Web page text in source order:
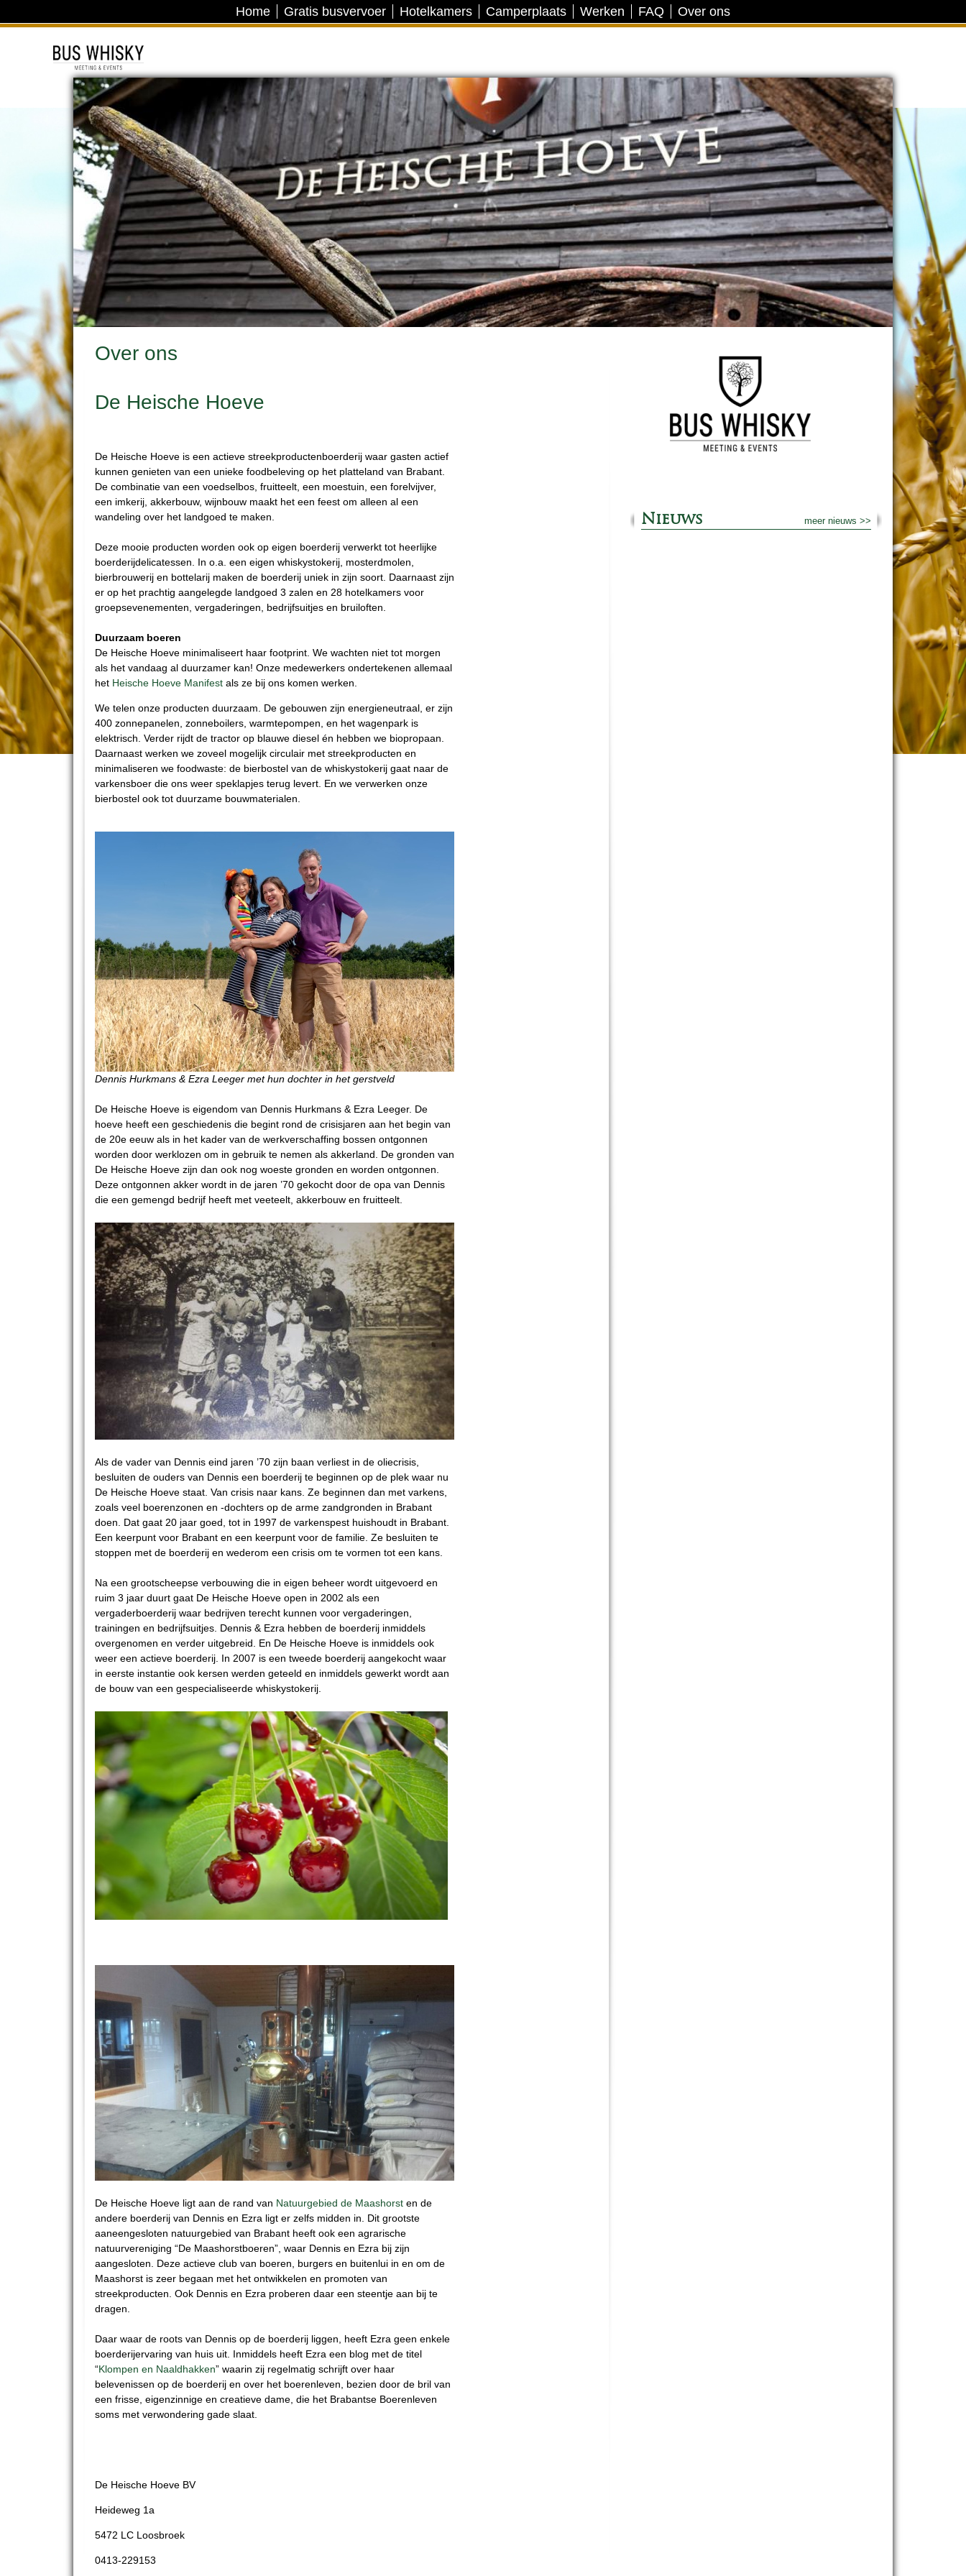
Home Gratis busvervoer Hotelkamers Camperplaats Werken FAQ Over ons
Over ons
De Heische Hoeve
De Heische Hoeve is een actieve streekproductenboerderij waar gasten actief
kunnen genieten van een unieke foodbeleving op het platteland van Brabant.
De combinatie van een voedselbos, fruitteelt, een moestuin, een forelvijver,
een imkerij, akkerbouw, wijnbouw maakt het een feest om alleen al een
wandeling over het landgoed te maken.
Deze mooie producten worden ook op eigen boerderij verwerkt tot heerlijke
boerderijdelicatessen. In o.a. een eigen whiskystokerij, mosterdmolen,
bierbrouwerij en bottelarij maken de boerderij uniek in zijn soort. Daarnaast zijn
er op het prachtig aangelegde landgoed 3 zalen en 28 hotelkamers voor
groepsevenementen, vergaderingen, bedrijfsuitjes en bruiloften.
Duurzaam boeren
De Heische Hoeve minimaliseert haar footprint. We wachten niet tot morgen
als het vandaag al duurzamer kan! Onze medewerkers ondertekenen allemaal
het Heische Hoeve Manifest als ze bij ons komen werken.
We telen onze producten duurzaam. De gebouwen zijn energieneutraal, er zijn
400 zonnepanelen, zonneboilers, warmtepompen, en het wagenpark is
elektrisch. Verder rijdt de tractor op blauwe diesel én hebben we biopropaan.
Daarnaast werken we zoveel mogelijk circulair met streekproducten en
minimaliseren we foodwaste: de bierbostel van de whiskystokerij gaat naar de
varkensboer die ons weer speklapjes terug levert. En we verwerken onze
bierbostel ook tot duurzame bouwmaterialen.
Dennis Hurkmans & Ezra Leeger met hun dochter in het gerstveld
De Heische Hoeve is eigendom van Dennis Hurkmans & Ezra Leeger. De
hoeve heeft een geschiedenis die begint rond de crisisjaren aan het begin van
de 20e eeuw als in het kader van de werkverschaffing bossen ontgonnen
worden door werklozen om in gebruik te nemen als akkerland. De gronden van
De Heische Hoeve zijn dan ook nog woeste gronden en worden ontgonnen.
Deze ontgonnen akker wordt in de jaren ’70 gekocht door de opa van Dennis
die een gemengd bedrijf heeft met veeteelt, akkerbouw en fruitteelt.
Als de vader van Dennis eind jaren ’70 zijn baan verliest in de oliecrisis,
besluiten de ouders van Dennis een boerderij te beginnen op de plek waar nu
De Heische Hoeve staat. Van crisis naar kans. Ze beginnen dan met varkens,
zoals veel boerenzonen en -dochters op de arme zandgronden in Brabant
doen. Dat gaat 20 jaar goed, tot in 1997 de varkenspest huishoudt in Brabant.
Een keerpunt voor Brabant en een keerpunt voor de familie. Ze besluiten te
stoppen met de boerderij en wederom een crisis om te vormen tot een kans.
Na een grootscheepse verbouwing die in eigen beheer wordt uitgevoerd en
ruim 3 jaar duurt gaat De Heische Hoeve open in 2002 als een
vergaderboerderij waar bedrijven terecht kunnen voor vergaderingen,
trainingen en bedrijfsuitjes. Dennis & Ezra hebben de boerderij inmiddels
overgenomen en verder uitgebreid. En De Heische Hoeve is inmiddels ook
weer een actieve boerderij. In 2007 is een tweede boerderij aangekocht waar
in eerste instantie ook kersen werden geteeld en inmiddels gewerkt wordt aan
de bouw van een gespecialiseerde whiskystokerij.
De Heische Hoeve ligt aan de rand van Natuurgebied de Maashorst en de
andere boerderij van Dennis en Ezra ligt er zelfs midden in. Dit grootste
aaneengesloten natuurgebied van Brabant heeft ook een agrarische
natuurvereniging “De Maashorstboeren”, waar Dennis en Ezra bij zijn
aangesloten. Deze actieve club van boeren, burgers en buitenlui in en om de
Maashorst is zeer begaan met het ontwikkelen en promoten van
streekproducten. Ook Dennis en Ezra proberen daar een steentje aan bij te
dragen.
Daar waar de roots van Dennis op de boerderij liggen, heeft Ezra geen enkele
boerderijervaring van huis uit. Inmiddels heeft Ezra een blog met de titel
“Klompen en Naaldhakken” waarin zij regelmatig schrijft over haar
belevenissen op de boerderij en over het boerenleven, bezien door de bril van
een frisse, eigenzinnige en creatieve dame, die het Brabantse Boerenleven
soms met verwondering gade slaat.
De Heische Hoeve BV
Heideweg 1a
5472 LC Loosbroek
0413-229153
Nieuws meer nieuws >>